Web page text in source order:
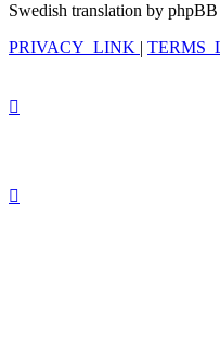
Swedish translation by
PRIVACY_LINK